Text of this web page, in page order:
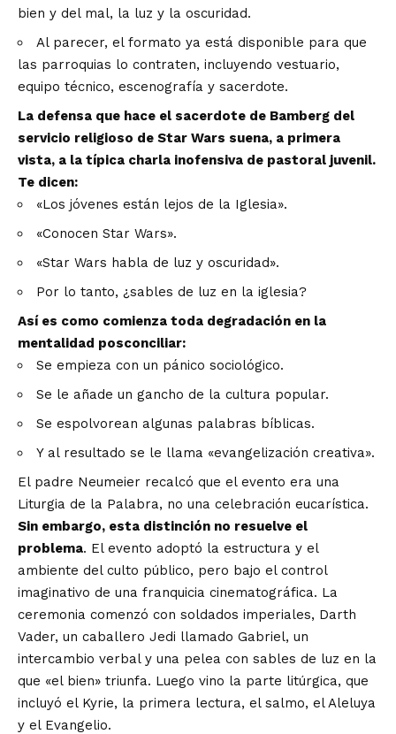
bien y del mal, la luz y la oscuridad.
Al parecer, el formato ya está disponible para que
las parroquias lo contraten, incluyendo vestuario,
equipo técnico, escenografía y sacerdote.
La defensa que hace el sacerdote de Bamberg del
servicio religioso de Star Wars suena, a primera
vista, a la típica charla inofensiva de pastoral juvenil.
Te dicen:
«Los jóvenes están lejos de la Iglesia».
«Conocen Star Wars».
«Star Wars habla de luz y oscuridad».
Por lo tanto, ¿sables de luz en la iglesia?
Así es como comienza toda degradación en la
mentalidad posconciliar:
Se empieza con un pánico sociológico.
Se le añade un gancho de la cultura popular.
Se espolvorean algunas palabras bíblicas.
Y al resultado se le llama «evangelización creativa».
El padre Neumeier recalcó que el evento era una
Liturgia de la Palabra, no una celebración eucarística.
Sin embargo, esta distinción no resuelve el
problema. El evento adoptó la estructura y el
ambiente del culto público, pero bajo el control
imaginativo de una franquicia cinematográfica. La
ceremonia comenzó con soldados imperiales, Darth
Vader, un caballero Jedi llamado Gabriel, un
intercambio verbal y una pelea con sables de luz en la
que «el bien» triunfa. Luego vino la parte litúrgica, que
incluyó el Kyrie, la primera lectura, el salmo, el Aleluya
y el Evangelio.